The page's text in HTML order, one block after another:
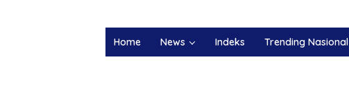
Home News Indeks Trending Nasional